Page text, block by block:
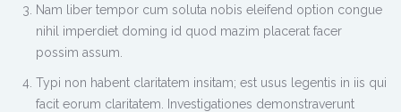
Nam liber tempor cum soluta nobis eleifend option congue
nihil imperdiet doming id quod mazim placerat facer
possim assum.
Typi non habent claritatem insitam; est usus legentis in iis qui
facit eorum claritatem. Investigationes demonstraverunt